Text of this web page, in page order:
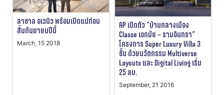
ลาซาล อเวนิว พร้อมเปิดแน่ก่อน
สิ้นกันยายนปีนี้
March, 15 2018
AP เปิดตัว “บ้านกลางเมือง
Classe เอกมัย – รามอินทรา”
โครงการ Super Luxury Villa 3
ชั้น ด้วยนวัตกรรม Multiverse
Layouts และ Digital Living เริ่ม
25 ลบ.
September, 21 2016